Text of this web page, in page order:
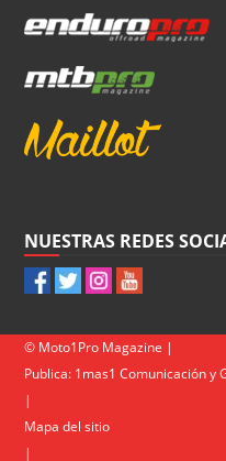
NUESTRAS REDES
© Moto1Pro Magazine |
Publica: 1mas1 Comunicación y
|
Mapa del sitio
|